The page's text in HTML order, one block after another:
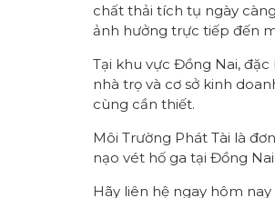
chất thải tích tụ ngày
ảnh hưởng trực tiếp đến
Tại khu vực Đồng Nai,
nhà trọ và cơ sở kinh
cùng cần thiết.
Môi Trường Phát Tài là
nạo vét hố ga tại Đồng
Hãy liên hệ ngay hôm